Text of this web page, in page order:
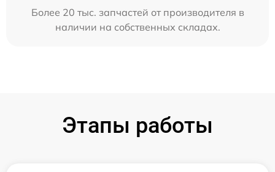
Более 20 тыс. запчастей от производителя в
наличии на собственных складах.
Этапы работы